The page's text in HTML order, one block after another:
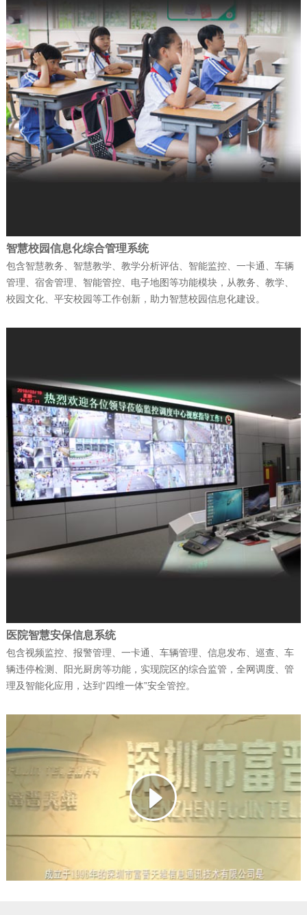
防）指挥信息化平台投入…
公司新闻| 2025-12-19
富晋天维公司介绍
公司新闻| 2025-12-15
捷报！富晋天维海军某部军舰演训信息化
公司新闻| 2025-12-15
赋能“东数西算” 筑就丝路算力底座——富
晋天维承建的新疆某…
天维公司连续斩获多项…
公司新闻| 2025-12-09
富晋天维承建的解放军某部数据中心动力
环境综合系统工程项目顺…
公司新闻| 2026-05-21
军队资产管理变革：从“静态账本”到“动态
公司新闻 | 2026-02-07
捷报！富晋天维连续中标两个军队核心信
公司新闻| 2026-01-13
武警综合指挥信息化平台成功试运行
公司新闻| 2026-01-12
科技赋能强军 ——深圳富晋天维信息通讯
技术有限公司承建解放…
智慧校园信息化综合管理系统
包含智慧教务、智慧教学、教学分析评估、智能监控、一卡通、车辆
管理、宿舍管理、智能管控、电子地图等功能模块，从教务、教学、
校园文化、平安校园等工作创新，助力智慧校园信息化建设。
医院智慧安保信息系统
包含视频监控、报警管理、一卡通、车辆管理、信息发布、巡查、车
辆违停检测、阳光厨房等功能，实现院区的综合监管，全网调度、管
理及智能化应用，达到“四维一体”安全管控。